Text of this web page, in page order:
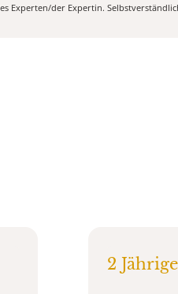
Experten/der Expertin.
2